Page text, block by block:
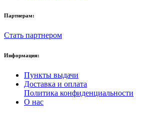
Партнерам:
Стать партнером
Информация:
Пункты выдачи
Доставка и оплата
Политика конфиденциальности
О нас